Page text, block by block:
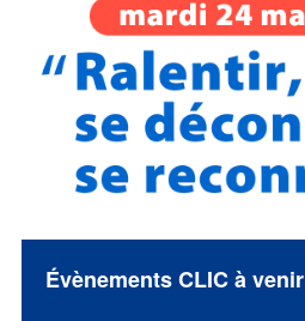
Évènements CLIC à venir